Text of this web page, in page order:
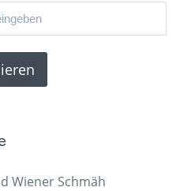
Wiener Schmäh